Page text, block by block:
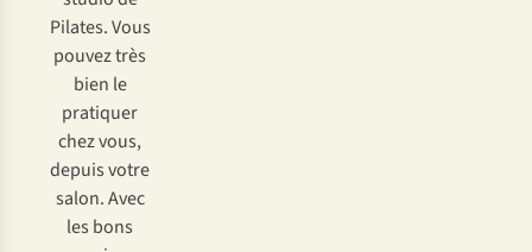
Pilates. Vous
pouvez très
bien le
pratiquer
chez vous,
depuis votre
salon. Avec
les bons